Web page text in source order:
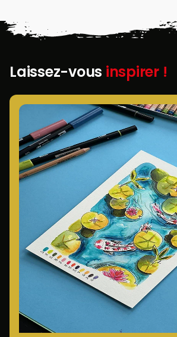
Laissez-vous inspirer !